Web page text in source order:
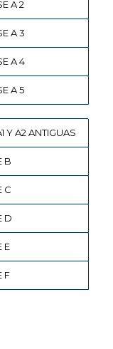
A 2
A 3
A 4
A 5
Y A2 ANTIGUAS
B
C
D
E
F